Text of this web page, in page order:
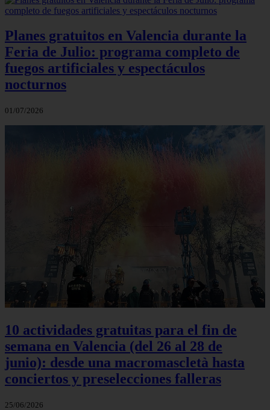
Planes gratuitos en Valencia durante la
Feria de Julio: programa completo de
fuegos artificiales y espectáculos
nocturnos
01/07/2026
10 actividades gratuitas para el fin de
semana en Valencia (del 26 al 28 de
junio): desde una macromascletà hasta
conciertos y preselecciones falleras
25/06/2026